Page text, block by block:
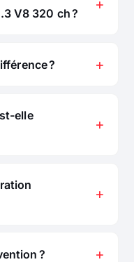
V8 320 ch ?
?
elle
?